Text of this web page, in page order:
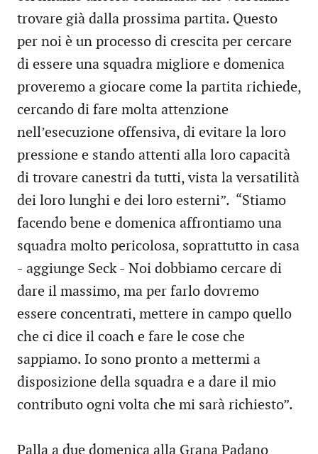
trovare già dalla prossima partita. Questo
per noi è un processo di crescita per cercare
di essere una squadra migliore e domenica
proveremo a giocare come la partita richiede,
cercando di fare molta attenzione
nell’esecuzione offensiva, di evitare la loro
pressione e stando attenti alla loro capacità
di trovare canestri da tutti, vista la versatilità
dei loro lunghi e dei loro esterni”. “Stiamo
facendo bene e domenica affrontiamo una
squadra molto pericolosa, soprattutto in casa
- aggiunge Seck - Noi dobbiamo cercare di
dare il massimo, ma per farlo dovremo
essere concentrati, mettere in campo quello
che ci dice il coach e fare le cose che
sappiamo. Io sono pronto a mettermi a
disposizione della squadra e a dare il mio
contributo ogni volta che mi sarà richiesto”.